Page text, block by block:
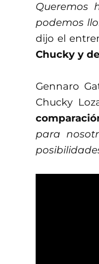
Queremos
podemos
dijo el
Chucky y
Gennaro
Chucky
para